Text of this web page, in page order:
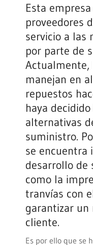
Esta
proveedores
servicio a las
por parte de
Actualmente,
manejan en
repuestos
haya
alternativas
suministro.
se encuentra
desarrollo de
como la
tranvías con
garantizar un
cliente.
Es por ello que se